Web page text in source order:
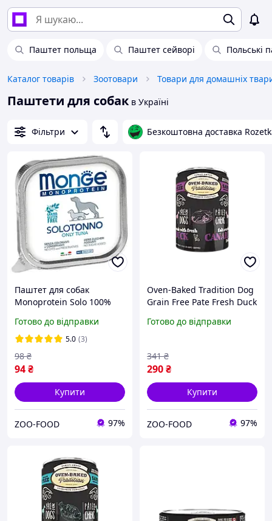
Паштет польща Паштет сейворі Польські
Каталог товарів Зоотовари
Паштети для собак в Україні
Фільтри Безкоштовна доставка
Паштет для собак
Monoprotein Solo 100%
Готово до відправки
5.0 (3)
94₴
98 ₴
Купити
ZOO-FOOD 97%
Oven-Baked Tradition Dog
Grain Free Pate Fresh Duck
паштет для собак усіх
свіжим
Готово до відправки
290₴
341 ₴
Купити
ZOO-FOOD 97%